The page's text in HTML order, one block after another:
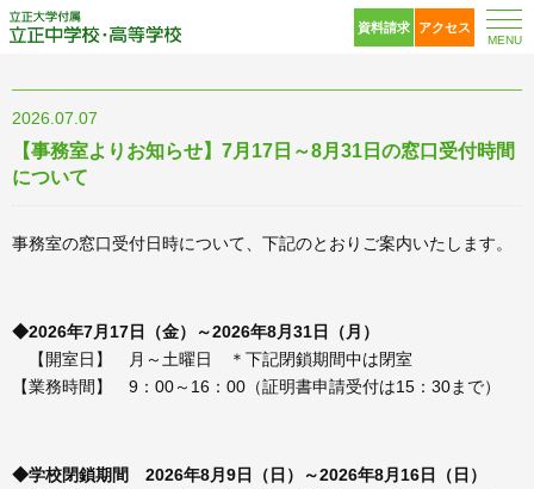
立正大学付属 立正中
資料請求 アクセス
MENU
2026.07.07
【事務室よりお知らせ】7月17日～8月31日の窓口受付時間
について
事務室の窓口受付日時について、下記のとおりご案内いたします。
◆2026年7月17日（金）～2026年8月31日（月）
【開室日】 月～土曜日 ＊下記閉鎖期間中は閉室
【業務時間】 9：00～16：00（証明書申請受付は15：30まで）
◆学校閉鎖期間 2026年8月9日（日）～2026年8月16日（日）